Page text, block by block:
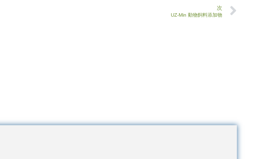
次
UZ-Min 動物飼料添加物